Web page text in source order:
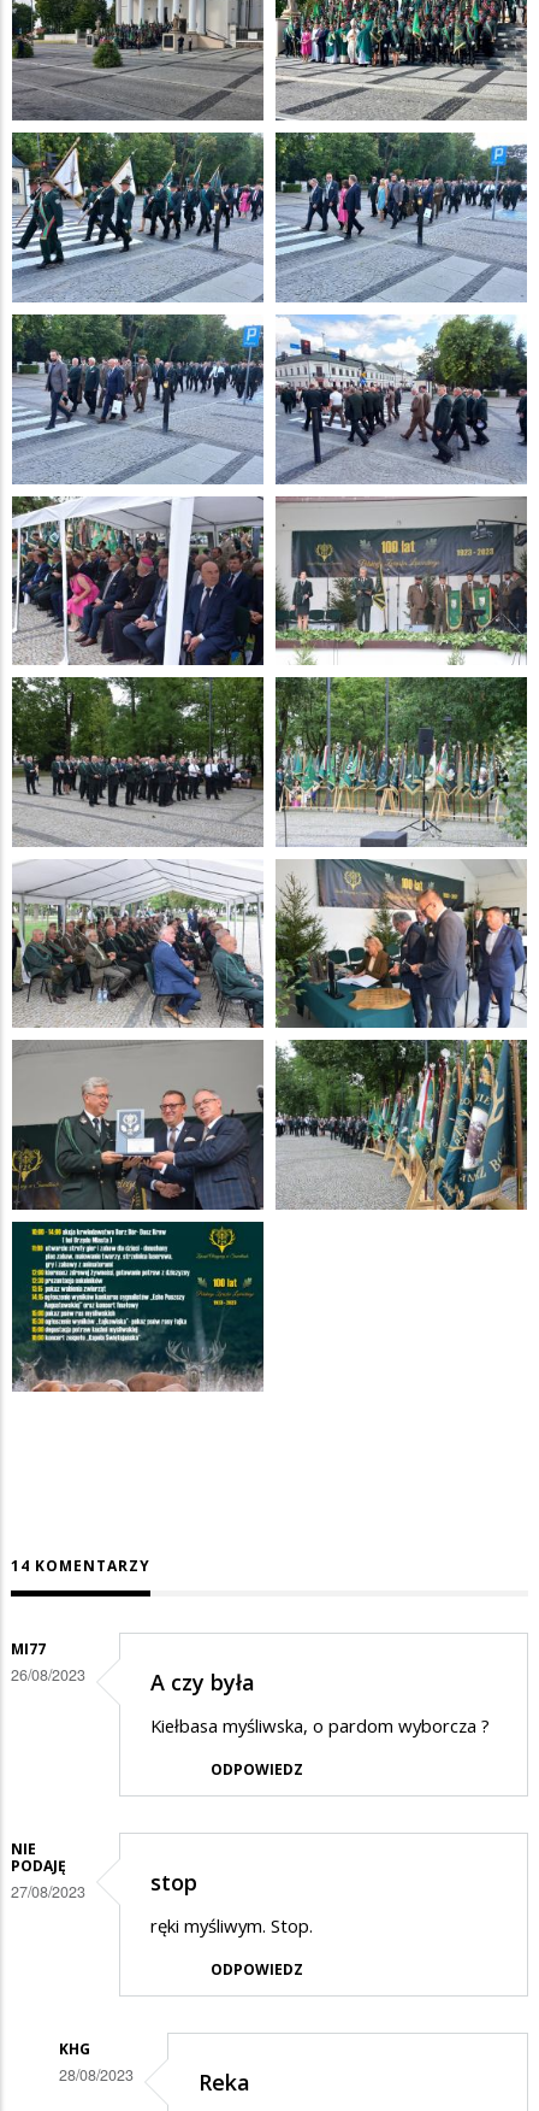
14 KOMENTARZY
MI77
26/08/2023 A czy była
Kiełbasa myśliwska, o pardom wyborcza ?
ODPOWIEDZ
NIE
PODAJĘ
27/08/2023 stop
ręki myśliwym. Stop.
ODPOWIEDZ
KHG
28/08/2023 Reka